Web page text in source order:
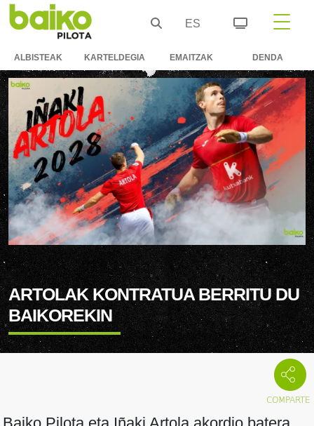
ES
ALBISTEAK KARTELDEGIA EMAITZAK DENDA
ARTOLAK KONTRATUA BERRITU DU
BAIKOREKIN